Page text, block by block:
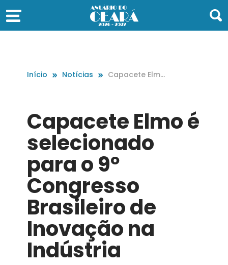
Início Notícias
Capacete Elmo
de Inovação n
a Indústria
Capacete Elmo é
selecionado
para o 9º
Congresso
Brasileiro de
Inovação na
Indústria